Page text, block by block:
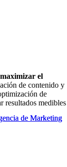
de Marketing
de Marketing
maximizar el
de contenido y
de
resultados medibles